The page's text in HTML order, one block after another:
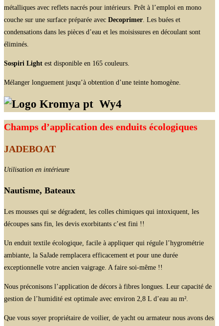
métalliques avec reflets nacrés pour intérieurs. Prêt à l’emploi en mono
couche sur une surface préparée avec Decoprimer. Les buées et
condensations dans les pièces d’eau et les moisissures en découlant sont
éliminés.
Sospiri Light est disponible en 165 couleurs.
Mélanger longuement jusqu’à obtention d’une teinte homogène.
Wy4
Champs d’application des enduits écologiques
JADEBOAT
Utilisation en intérieure
Nautisme, Bateaux
Les mousses qui se dégradent, les colles chimiques qui intoxiquent, les
découpes sans fin, les devis exorbitants c’est fini !!
Un enduit textile écologique, facile à appliquer qui régule l’hygrométrie
ambiante, la SaJade remplacera efficacement et pour une durée
exceptionnelle votre ancien vaigrage. A faire soi-même !!
Nous préconisons l’application de décors à fibres longues. Leur capacité de
gestion de l’humidité est optimale avec environ 2,8 L d’eau au m².
Que vous soyer propriétaire de voilier, de yacht ou armateur nous avons des